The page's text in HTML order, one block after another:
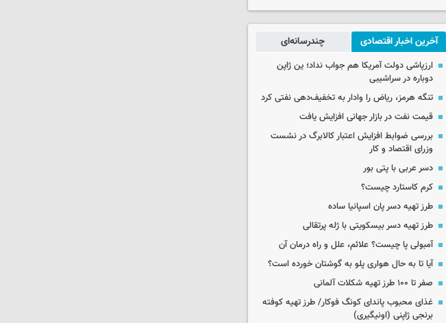
آخرین اخبار اقتصادی چندرسانه‌ای
ارزپاشی دولت آمریکا هم جواب نداد؛ ین ژاپن
دوباره در سراشیبی
تنگه هرمز، ریاض را وادار به تخفیف‌دهی نفتی کرد
قیمت نفت در بازار جهانی افزایش یافت
بررسی ضوابط افزایش اعتبار کالابرگ در نشست
وزرای اقتصاد و کار
دسر عربی با پتی بور
کرم کاستارد چیست؟
طرز تهیه دسر پان اسپانیا ساده
طرز تهیه دسر بیسکویتی با ژله پرتقالی
آمبولی پا چیست؟ علائم، علل و راه درمان آن
آیا تا به حال هواری پلو به گوشتان خورده است؟
صفر تا ۱۰۰ طرز تهیه شکلات آلمانی
غذای محبوب پاندای کونگ فوکار/ طرز تهیه کوفته
برنجی ژاپنی (اونیگیری)